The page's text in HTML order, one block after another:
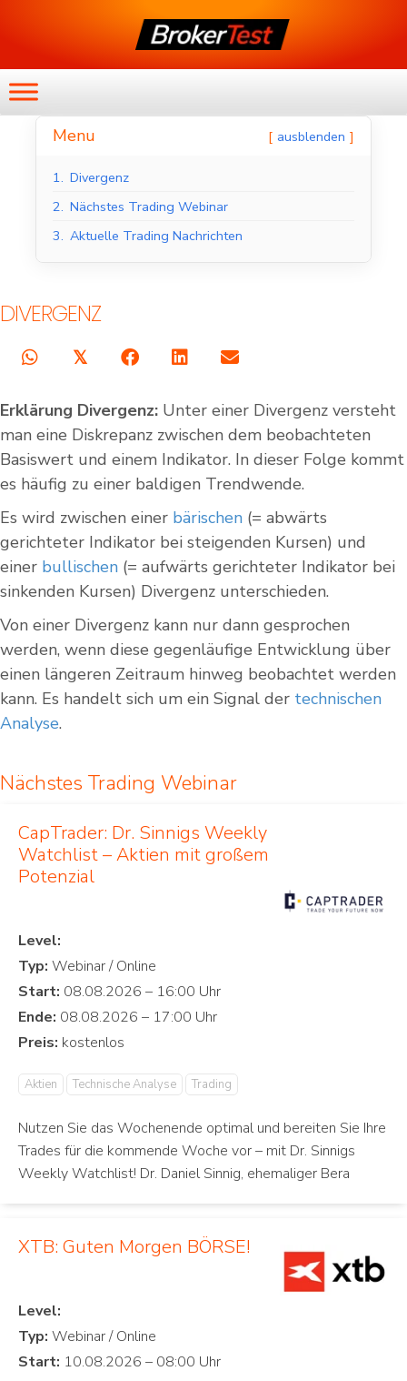
Menu ausblenden
1. Divergenz
2. Nächstes Trading Webinar
3. Aktuelle Trading Nachrichten
DIVERGENZ
𝕏
Erklärung Divergenz: Unter einer Divergenz versteht
man eine Diskrepanz zwischen dem beobachteten
Basiswert und einem Indikator. In dieser Folge kommt
es häufig zu einer baldigen Trendwende.
Es wird zwischen einer bärischen (= abwärts
gerichteter Indikator bei steigenden Kursen) und
einer bullischen (= aufwärts gerichteter Indikator bei
sinkenden Kursen) Divergenz unterschieden.
Von einer Divergenz kann nur dann gesprochen
werden, wenn diese gegenläufige Entwicklung über
einen längeren Zeitraum hinweg beobachtet werden
kann. Es handelt sich um ein Signal der technischen
Analyse.
Nächstes Trading Webinar
CapTrader: Dr. Sinnigs Weekly
Watchlist – Aktien mit großem
Potenzial
Level:
Typ:
Start:
Ende:
Preis:
Aktien Technische Analyse Trading
Nutzen Sie das Wochenende optimal und bereiten Sie Ihre
Trades für die kommende Woche vor – mit Dr. Sinnigs
Weekly Watchlist! Dr. Daniel Sinnig, ehemaliger Bera
XTB: Guten Morgen BÖRSE!
Level:
Typ:
Start: